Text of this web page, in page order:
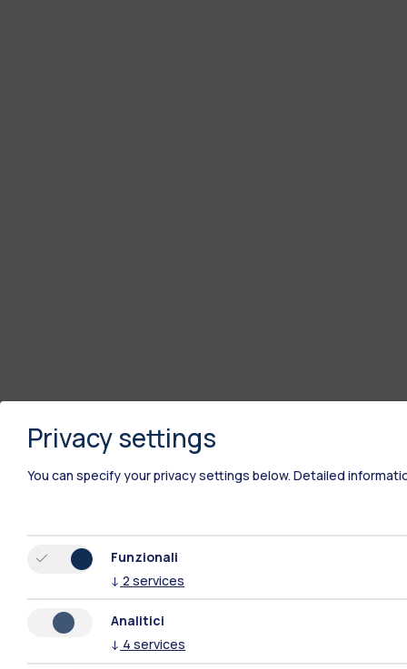
Polimi Community
Tutti i siti dell’ecosistema
Privacy settings
You can specify your privacy settings below. Detailed
Funzionali
↓ 2 services
Analitici
↓ 4 services